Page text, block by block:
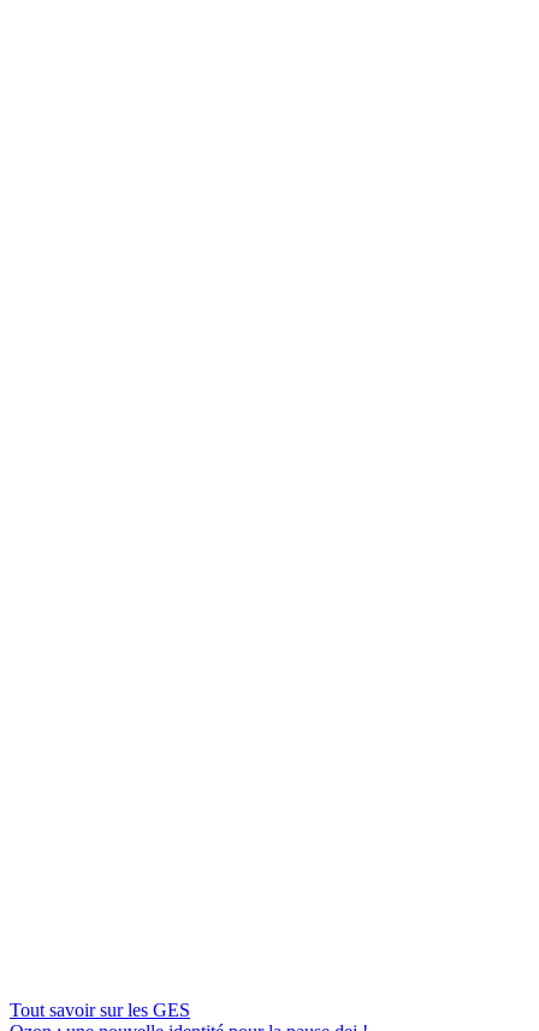
Tout savoir sur les GES